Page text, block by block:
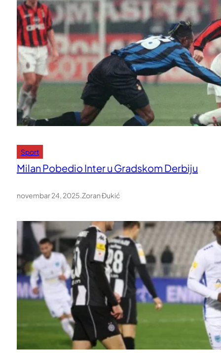
Sport
Milan Pobedio Inter u Gradskom Derbiju
novembar 24, 2025.Zoran Đukić